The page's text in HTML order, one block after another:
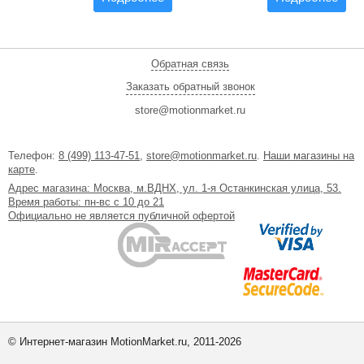
Обратная связь
Заказать обратный звонок
store@motionmarket.ru
Телефон: 8 (499) 113-47-51, store@motionmarket.ru. Наши магазины на
карте.
Адрес магазина: Москва, м.ВДНХ, ул. 1-я Останкинская улица, 53.
Время работы: пн-вс с 10 до 21
Официально не является публичной офертой
© Интернет-магазин MotionMarket.ru, 2011-2026